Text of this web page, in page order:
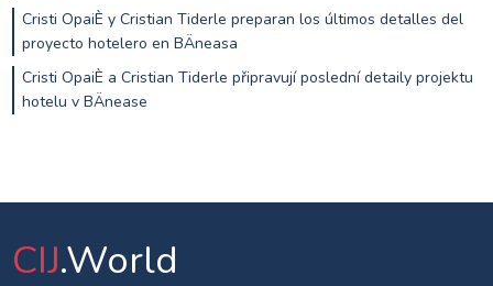
Cristi OpaiÈ y Cristian Tiderle preparan los últimos detalles del
proyecto hotelero en BÄneasa
Cristi OpaiÈ a Cristian Tiderle připravují poslední detaily projektu
hotelu v BÄnease
CIJ.World